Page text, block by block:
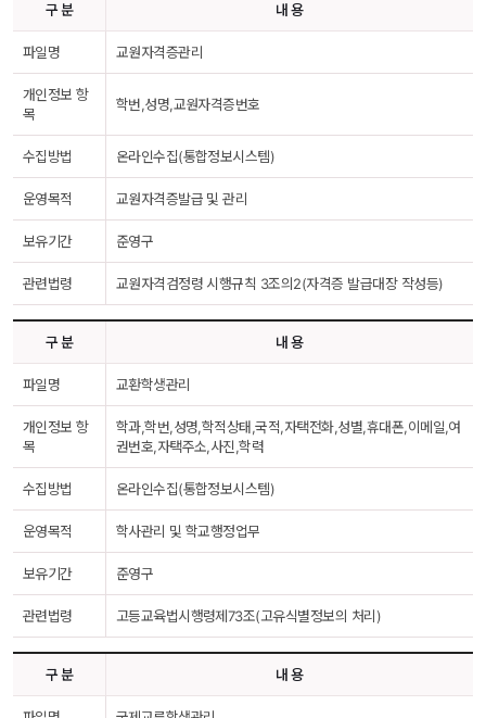
구 분 내 용
파일명 교원자격증관리
개인정보 항
목
학번,성명,교원자격증번호
수집방법 온라인수집(통합정보시스템)
운영목적 교원자격증발급 및 관리
보유기간 준영구
관련법령 교원자격검정령 시행규칙 3조의2(자격증 발급대장 작성등)
구 분 내 용
파일명 교환학생관리
개인정보 항
목
학과,학번,성명,학적상태,국적,자택전화,성별,휴대폰,이메일,여
권번호,자택주소,사진,학력
수집방법 온라인수집(통합정보시스템)
운영목적 학사관리 및 학교행정업무
보유기간 준영구
관련법령 고등교육법시행령제73조(고유식별정보의 처리)
구 분 내 용